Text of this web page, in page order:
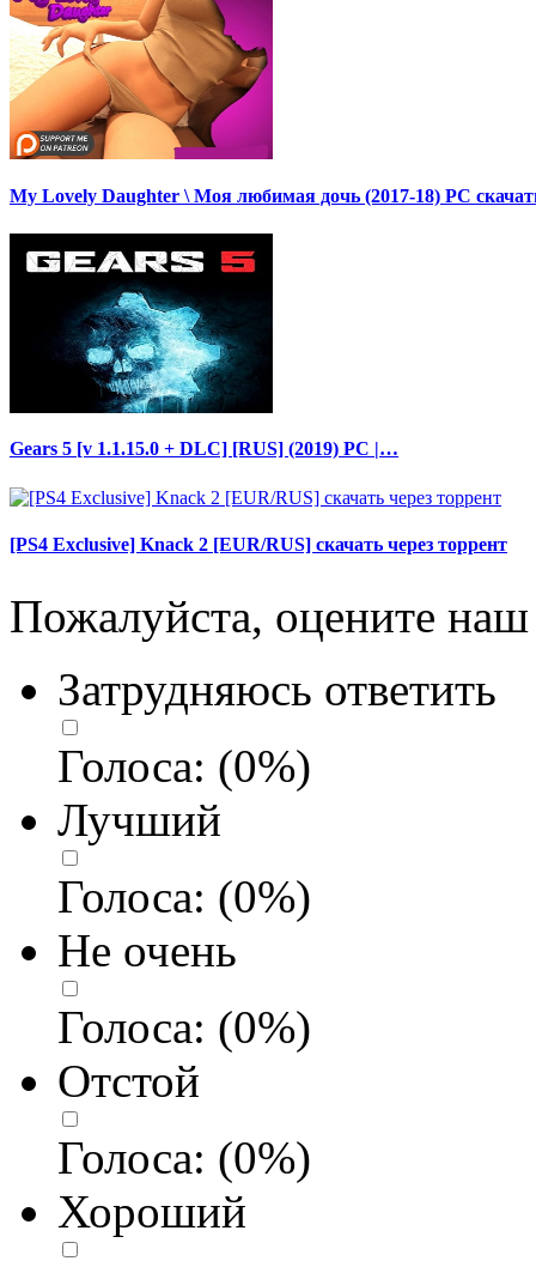
My Lovely Daughter \ Моя любимая дочь (2017-18) PC
Gears 5 [v 1.1.15.0 + DLC] [RUS] (2019) PC |…
[PS4 Exclusive] Knack 2 [EUR/RUS] скачать через торрент
Пожалуйста, оцените наш
Затрудняюсь ответить
Голоса: (0%)
Лучший
Голоса: (0%)
Не очень
Голоса: (0%)
Отстой
Голоса: (0%)
Хороший